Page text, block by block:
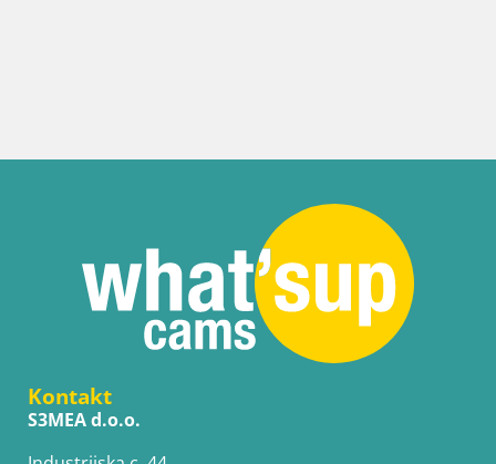
Kontakt
S3MEA d.o.o.